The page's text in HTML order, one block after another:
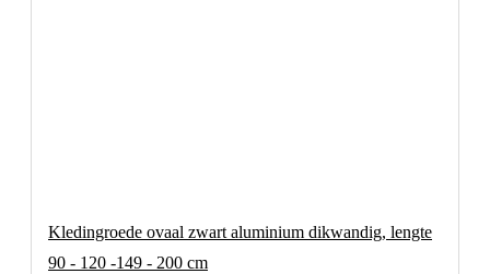
Kledingroede ovaal zwart aluminium dikwandig, lengte
90 - 120 -149 - 200 cm